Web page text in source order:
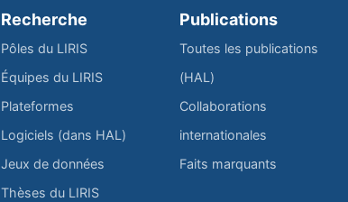
Recherche
Pôles du LIRIS
Équipes du LIRIS
Plateformes
Logiciels (dans HAL)
Jeux de données
Thèses du LIRIS
Publications
Toutes les publications
(HAL)
Collaborations
internationales
Faits marquants